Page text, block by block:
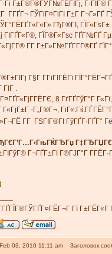
Г±Г®Г®ГЎГ№ГЁГІГј,
Г­ГҐГ¬ ГЎГіГ¤ГіГІ Г±Г
ГђГ®ГІ,
ГІГҐГ«Г®, ГЇГ®Г«Гѕc ГҐГ№ГҐ
Г­Г Г±Г»Г№ГҐГ­Г­Г®ГҐ
Г§Г Г­ГїГІГЁГї
ГІГ .
8 ГґГҐГўГ°Г
Г«ГјГ±Г -Г„Г®Г¬,
Г­Г ГЅГІГ®ГІ ГўГҐГ·ГҐГ°
Г¬ГҐГ±ГІ Г®ГЈГ°Г
Гї Г±ГЁГ«Г !
03, 2010 11:11 am Заголовок